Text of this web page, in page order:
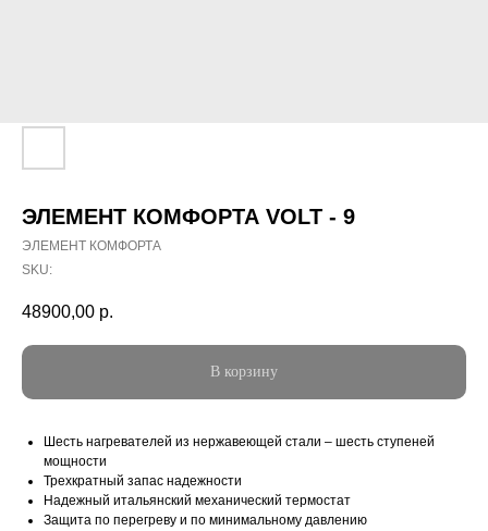
ЭЛЕМЕНТ КОМФОРТА VOLT - 9
ЭЛЕМЕНТ КОМФОРТА
SKU:
48900,00 р.
В корзину
Шесть нагревателей из нержавеющей стали – шесть ступеней
мощности
Трехкратный запас надежности
Надежный итальянский механический термостат
Защита по перегреву и по минимальному давлению